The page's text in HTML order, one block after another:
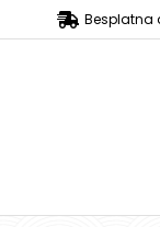
Besplatna